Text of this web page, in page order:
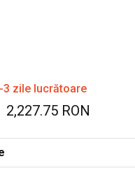
3 zile lucrătoare
2,227.75 RON